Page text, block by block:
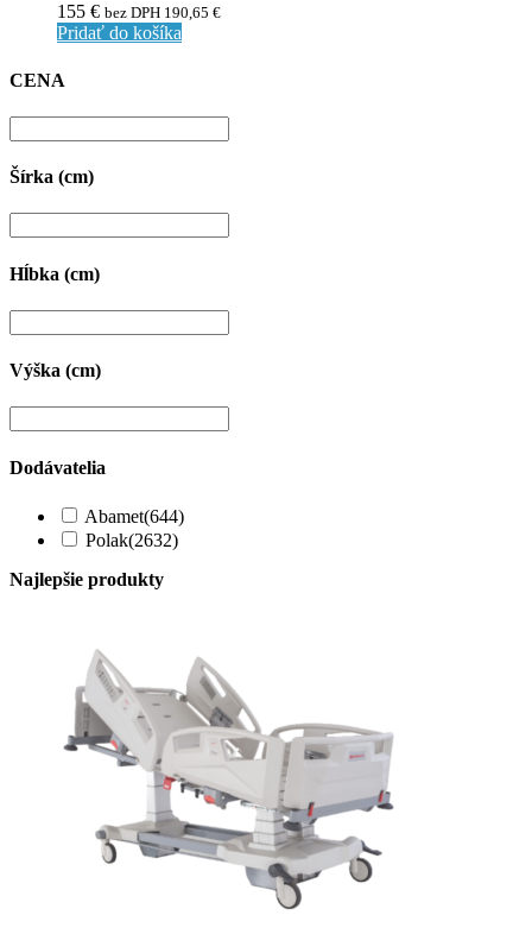
155 € bez DPH 190,65 €
Pridať do košíka
CENA
Šírka (cm)
Hĺbka (cm)
Výška (cm)
Dodávatelia
Abamet(644)
Polak(2632)
Najlepšie produkty